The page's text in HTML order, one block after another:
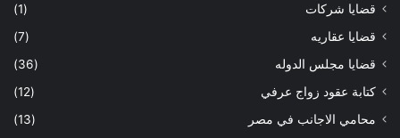
قضايا شركات
(1)
قضايا عقاريه
(7)
قضايا مجلس الدوله
(36)
كتابة عقود زواج عرفي
(12)
محامي الاجانب في مصر
(13)